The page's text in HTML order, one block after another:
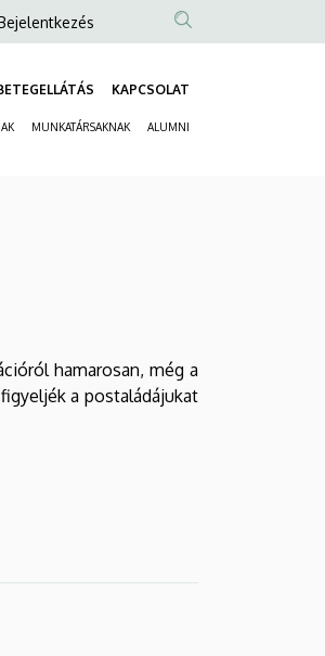
KAPCSOLAT
MUNKATÁRSAKNAK ALUMNI
hamarosan, még a
a postaládájukat